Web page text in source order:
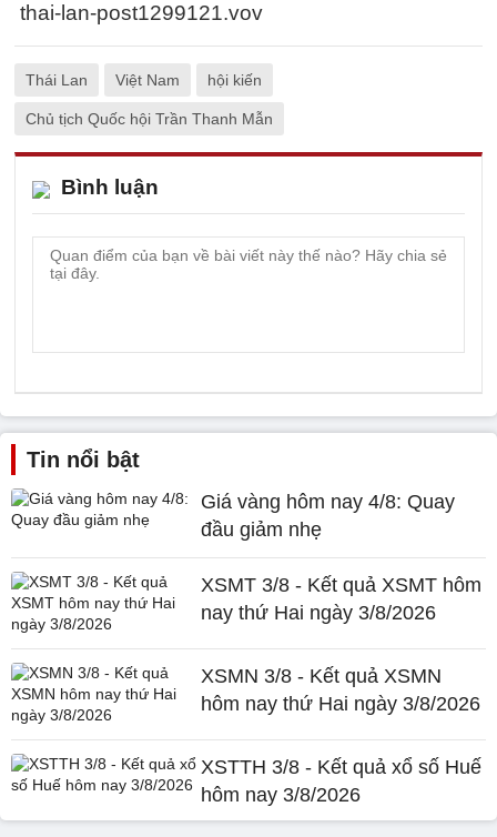
thai-lan-post1299121.vov
Thái Lan Việt Nam hội kiến
Chủ tịch Quốc hội Trần Thanh Mẫn
Bình luận
Tin nổi bật
Giá vàng hôm nay 4/8: Quay
đầu giảm nhẹ
XSMT 3/8 - Kết quả XSMT hôm
nay thứ Hai ngày 3/8/2026
XSMN 3/8 - Kết quả XSMN
hôm nay thứ Hai ngày 3/8/2026
XSTTH 3/8 - Kết quả xổ số Huế
hôm nay 3/8/2026